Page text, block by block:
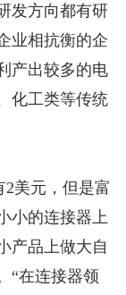
发方向都有研
业相抗衡的企
产出较多的电
化工类等传统
美元，但是富
小的连接器上
产品上做大自
“在连接器领